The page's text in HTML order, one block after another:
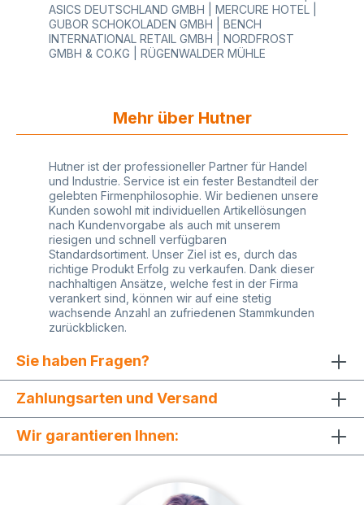
und effizient eingesetzt werden. Bei uns finden
Sie hochwertige Abroller aus Metall in
unterschiedlichen Modellen (mit unterschiedlichen
max. Rollenbreiten). Die gesamte Auswahl rundum
ASICS DEUTSCHLAND GMBH | MERCURE HOTEL |
GUBOR SCHOKOLADEN GMBH | BENCH
INTERNATIONAL RETAIL GMBH | NORDFROST
GMBH & CO.KG | RÜGENWALDER MÜHLE
Mehr über Hutner
Hutner ist der professioneller Partner für Handel
und Industrie. Service ist ein fester Bestandteil der
gelebten Firmenphilosophie. Wir bedienen unsere
Kunden sowohl mit individuellen Artikellösungen
nach Kundenvorgabe als auch mit unserem
riesigen und schnell verfügbaren
Standardsortiment. Unser Ziel ist es, durch das
richtige Produkt Erfolg zu verkaufen. Dank dieser
nachhaltigen Ansätze, welche fest in der Firma
verankert sind, können wir auf eine stetig
wachsende Anzahl an zufriedenen Stammkunden
zurückblicken.
Sie haben Fragen?
Zahlungsarten und Versand
Wir garantieren Ihnen: